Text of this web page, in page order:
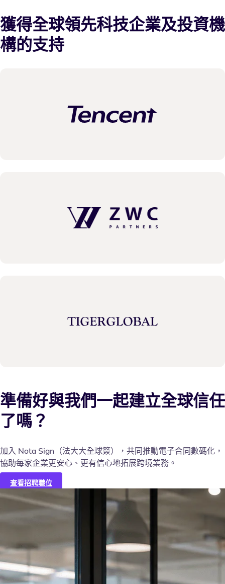
獲得全球領先科技企業及投資機
構的支持
準備好與我們一起建立全球信任
了嗎？
加入 Nota Sign（法大大全球簽），共同推動電子合同數碼化，
協助每家企業更安心、更有信心地拓展跨境業務。
查看招聘職位